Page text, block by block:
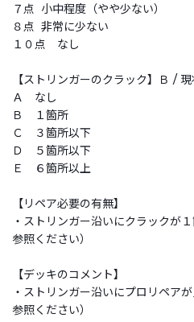
７点 小中程度（やや少ない）
８点 非常に少ない
１０点 なし
【ストリンガーのクラック】Ｂ / 現
Ａ なし
Ｂ １箇所
Ｃ ３箇所以下
Ｄ ５箇所以下
Ｅ ６箇所以上
【リペア必要の有無】
・ストリンガー沿いにクラックが
参照ください）
【デッキのコメント】
・ストリンガー沿いにプロリペア
参照ください）